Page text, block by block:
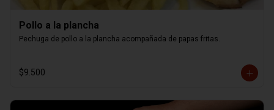
Pollo a la plancha
Pechuga de pollo a la plancha acompañada de papas fritas.
$9.500